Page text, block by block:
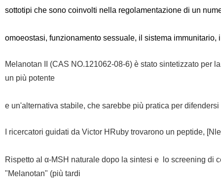
sottotipi che sono coinvolti nella regolamentazione di un
omoeostasi, funzionamento sessuale, il sistema
Melanotan II (CAS NO.121062-08-6) è stato sintetizzato per
un più potente
e un'alternativa stabile, che sarebbe più pratica per
I ricercatori guidati da Victor HRuby trovarono un peptide,
Rispetto al α-MSH naturale dopo la sintesi e
lo screening di
"Melanotan" (più tardi